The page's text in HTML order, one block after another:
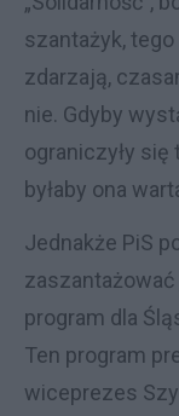
szantażyk,
zdarzają,
nie. Gdyby
ograniczyły
byłaby ona
Jednakże PiS
zaszantażować
program dla
Ten program
wiceprezes